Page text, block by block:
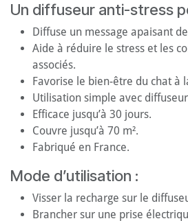
Un diffuseur anti-stress
Diffuse un message apaisant
Aide à réduire le stress et les
associés.
Favorise le bien-être du chat à
Utilisation simple avec
Efficace jusqu’à 30 jours.
Couvre jusqu’à 70 m².
Fabriqué en France.
Mode d’utilisation :
Visser la recharge sur le
Brancher sur une prise